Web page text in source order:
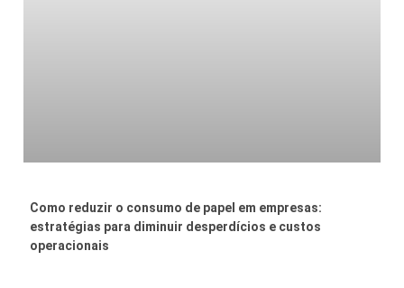
Como reduzir o consumo de papel em empresas:
estratégias para diminuir desperdícios e custos
operacionais